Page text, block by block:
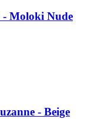
- Moloki Nude
- Beige